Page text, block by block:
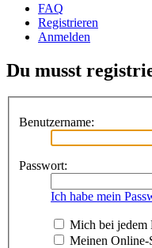
FAQ
Registrieren
Anmelden
Du musst
Benutzername:
Passwort:
Ich habe mein
Mich bei jedem
Meinen Online-